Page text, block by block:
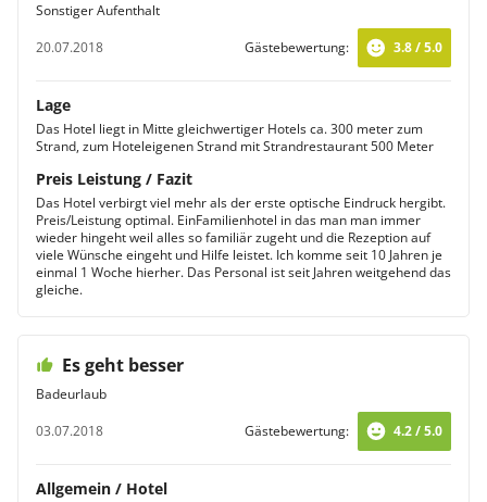
Sonstiger Aufenthalt
20.07.2018
Gästebewertung: 3.8 / 5.0
Lage
Das Hotel liegt in Mitte gleichwertiger Hotels ca. 300 meter zum
Strand, zum Hoteleigenen Strand mit Strandrestaurant 500 Meter
Preis Leistung / Fazit
Das Hotel verbirgt viel mehr als der erste optische Eindruck hergibt.
Preis/Leistung optimal. EinFamilienhotel in das man man immer
wieder hingeht weil alles so familiär zugeht und die Rezeption auf
viele Wünsche eingeht und Hilfe leistet. Ich komme seit 10 Jahren je
einmal 1 Woche hierher. Das Personal ist seit Jahren weitgehend das
gleiche.
Es geht besser
Badeurlaub
03.07.2018
Gästebewertung: 4.2 / 5.0
Allgemein / Hotel